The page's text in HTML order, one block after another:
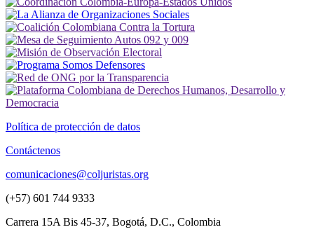
Política de protección de datos
Contáctenos
comunicaciones@coljuristas.org
(+57) 601 744 9333
Carrera 15A Bis 45-37, Bogotá, D.C., Colombia